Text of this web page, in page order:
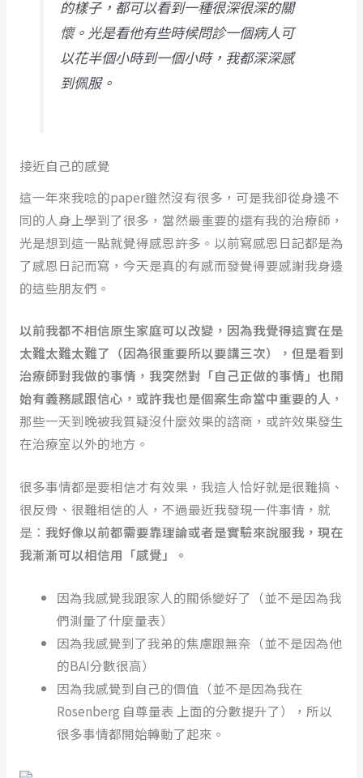
的樣子，都可以看到一種很深很深的關
懷。光是看他有些時候問診一個病人可
以花半個小時到一個小時，我都深深感
到佩服。
接近自己的感覺
這一年來我唸的paper雖然沒有很多，可是我卻從身邊不
同的人身上學到了很多，當然最重要的還有我的治療師，
光是想到這一點就覺得感恩許多。以前寫感恩日記都是為
了感恩日記而寫，今天是真的有感而發覺得要感謝我身邊
的這些朋友們。
以前我都不相信原生家庭可以改變，因為我覺得這實在是
太難太難太難了（因為很重要所以要講三次），但是看到
治療師對我做的事情，我突然對「自己正做的事情」也開
始有義務感跟信心，或許我也是個案生命當中重要的人 ，
那些一天到晚被我質疑沒什麼效果的諮商，或許效果發生
在治療室以外的地方。
很多事情都是要相信才有效果，我這人恰好就是很難搞、
很反骨、很難相信的人，不過最近我發現一件事情，就
是： 我好像以前都需要靠理論或者是實驗來說服我，現在
我漸漸可以相信用「感覺」。
因為我感覺我跟家人的關係變好了（並不是因為我
們測量了什麼量表）
因為我感覺到了我弟的焦慮跟無奈（並不是因為他
的BAI分數很高）
因為我感覺到自己的價值（並不是因為我在
Rosenberg 自尊量表 上面的分數提升了），所以
很多事情都開始轉動了起來。